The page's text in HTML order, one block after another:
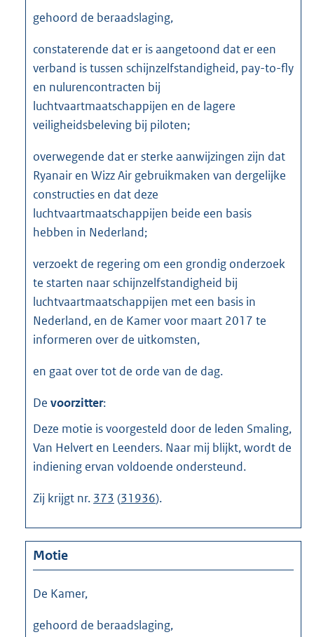
gehoord de beraadslaging,
constaterende dat er is aangetoond dat er een
verband is tussen schijnzelfstandigheid, pay-to-fly
en nulurencontracten bij
luchtvaartmaatschappijen en de lagere
veiligheidsbeleving bij piloten;
overwegende dat er sterke aanwijzingen zijn dat
Ryanair en Wizz Air gebruikmaken van dergelijke
constructies en dat deze
luchtvaartmaatschappijen beide een basis
hebben in Nederland;
verzoekt de regering om een grondig onderzoek
te starten naar schijnzelfstandigheid bij
luchtvaartmaatschappijen met een basis in
Nederland, en de Kamer voor maart 2017 te
informeren over de uitkomsten,
en gaat over tot de orde van de dag.
De voorzitter:
Deze motie is voorgesteld door de leden Smaling,
Van Helvert en Leenders. Naar mij blijkt, wordt de
indiening ervan voldoende ondersteund.
Zij krijgt nr. 373 (31936).
Motie
De Kamer,
gehoord de beraadslaging,